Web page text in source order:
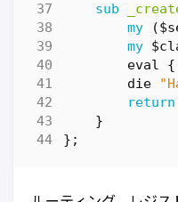
sub
my
(
my
eval
{
die
return
}
};